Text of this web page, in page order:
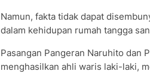
Namun, fakta tidak dapat
dalam kehidupan rumah tangga
Pasangan Pangeran Naruhito dan
menghasilkan ahli waris laki-laki,